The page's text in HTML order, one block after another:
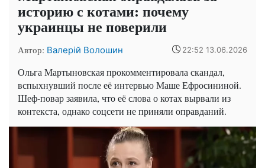
историю с котами: почему
украинцы не поверили
Автор: Валерій Волошин 22:52 13.06.2026
Ольга Мартыновская прокомментировала скандал,
вспыхнувший после её интервью Маше Ефросининой.
Шеф-повар заявила, что её слова о котах вырвали из
контекста, однако соцсети не приняли оправданий.